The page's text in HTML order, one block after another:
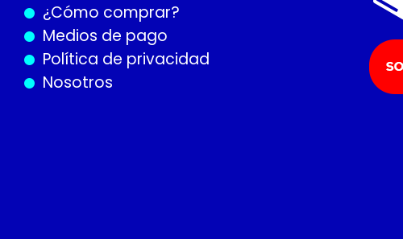
¿Cómo comprar?
Medios de pago
Política de privacidad
Nosotros